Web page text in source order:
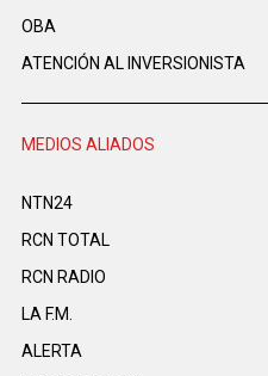
OBA
ATENCIÓN AL INVERSIONISTA
MEDIOS ALIADOS
NTN24
RCN TOTAL
RCN RADIO
LA F.M.
ALERTA